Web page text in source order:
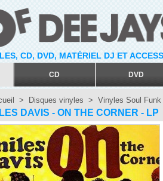
CD, DVD, MATÉRIEL DJ ET
CD DVD
> Disques vinyles > Vinyles Soul Funk
DAVIS - ON THE CORNER - LP